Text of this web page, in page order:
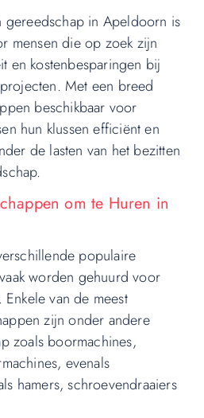
gereedschap in Apeldoorn is
mensen die op zoek zijn
en kostenbesparingen bij
Met een breed
beschikbaar voor
hun klussen efficiënt en
de lasten van het bezitten
om te Huren in
populaire
worden gehuurd voor
van de meest
zijn onder andere
zoals boormachines,
evenals
hamers, schroevendraaiers